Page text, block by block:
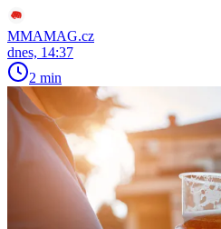
MMAMAG.cz
dnes, 14:37
2 min